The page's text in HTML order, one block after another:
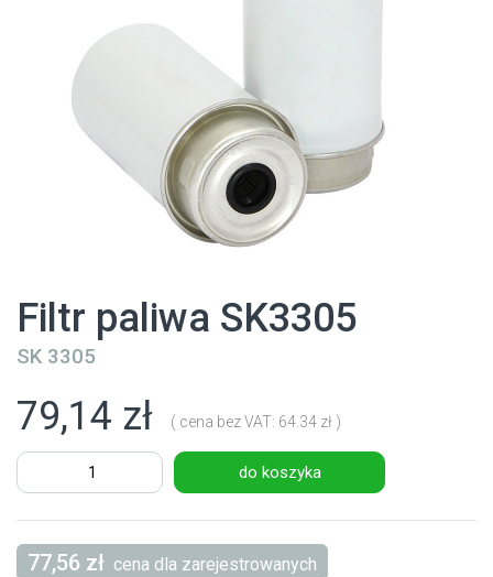
Filtr paliwa SK3305
SK 3305
79,14 zł ( cena bez VAT: 64.34 zł )
do koszyka
77,56 zł cena dla zarejestrowanych